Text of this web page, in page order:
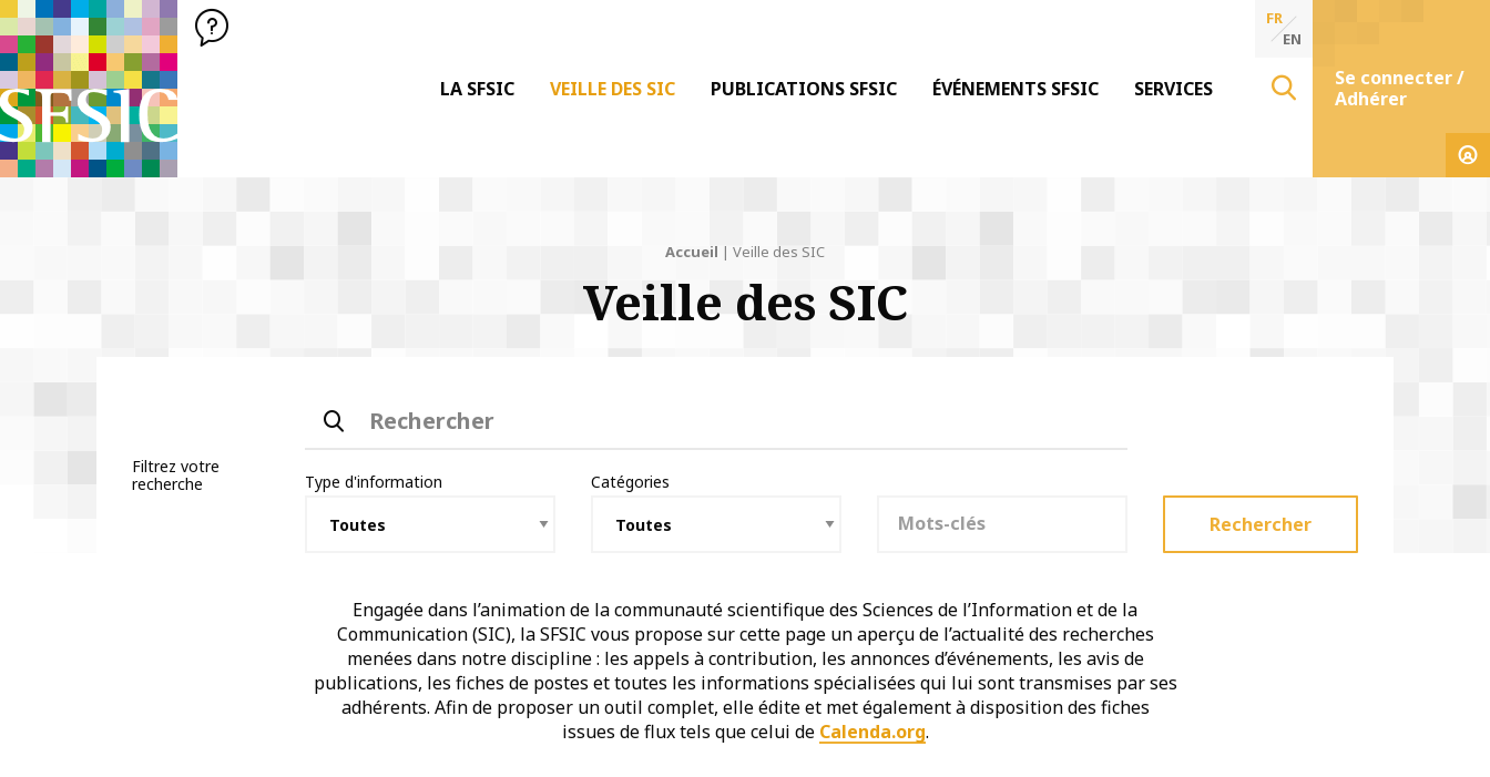
SFSIC SOCIÉTÉ FRANÇAISE DES SCIENCES DE L'INFORMATION & DE LA COMMUNICATION
Société Française des Sciences
de l'Information
LA SFSIC
VEILLE DES SIC PUBLICATIONS SFSIC ÉVÉNEMENTS SFSIC SERVICES
FR
EN
Se connecter /
Adhérer
Accueil | Veille des SIC
Veille des SIC
Filtrez votre
recherche
Rechercher
Type d'information
Catégories
Rechercher
Engagée dans l’animation de la communauté scientifique des Sciences de l’Information et de la
Communication (SIC), la SFSIC vous propose sur cette page un aperçu de l’actualité des recherches
menées dans notre discipline : les appels à contribution, les annonces d’événements, les avis de
publications, les fiches de postes et toutes les informations spécialisées qui lui sont transmises par ses
adhérents. Afin de proposer un outil complet, elle édite et met également à disposition des fiches
issues de flux tels que celui de Calenda.org.